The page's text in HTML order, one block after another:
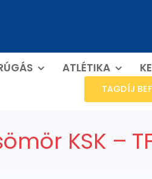
ATLÉTIKA
TAGDÍJ
KSK –